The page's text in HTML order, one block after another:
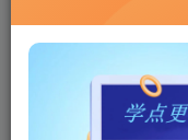
联网教程： 内附教程
单机教程： 内附教程
不懂的话联系客服！！
【游戏说明】一